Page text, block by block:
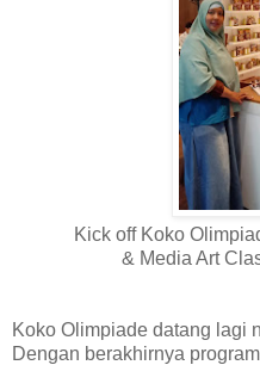
Kick off Koko
& Media Art
Koko Olimpiade datang lagi
Dengan berakhirnya